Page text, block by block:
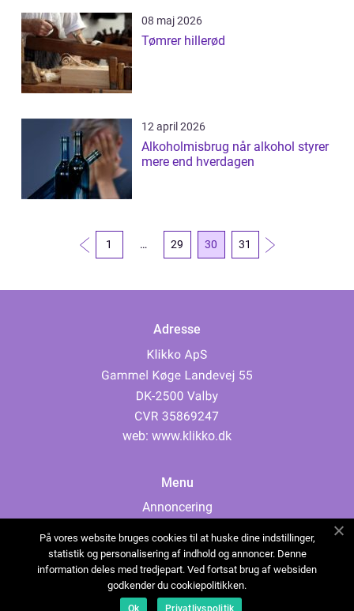
08 maj 2026
Tømrer hillerød
12 april 2026
Alkoholmisbrug når alkohol styrer
mere end hverdagen
1 … 29 30 31
Adresse
web: www.klikko.dk
Menu
Annoncering
Cookies
Kontakt os
Sitemap
På vores website bruges cookies til at huske dine indstillinger,
statistik og personalisering af indhold og annoncer. Denne
information deles med tredjepart. Ved fortsat brug af websiden
godkender du cookiepolitikken.
Ok Privatlivspolitik